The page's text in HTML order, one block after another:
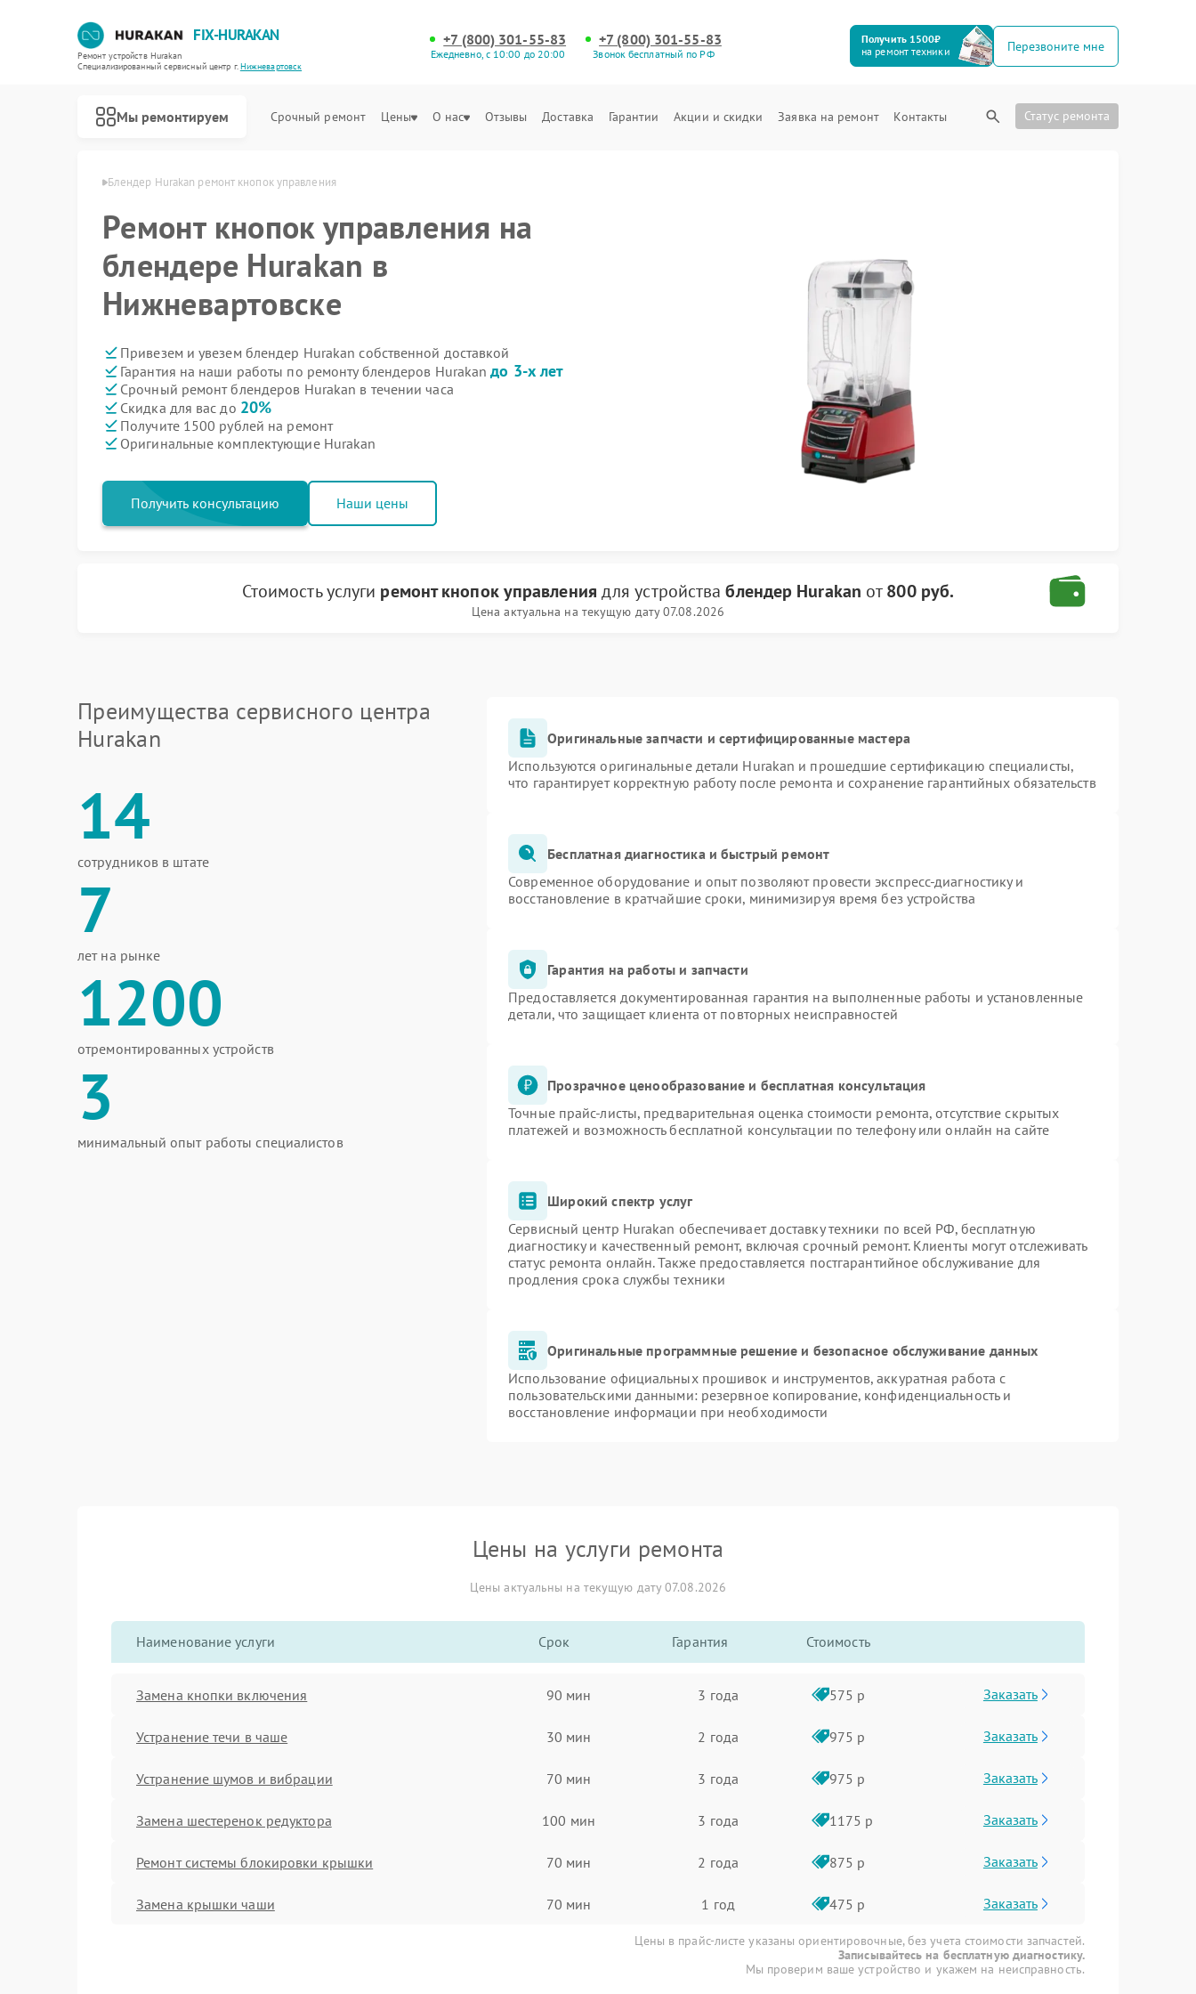
FIX-HURAKAN
Ремонт устройств Hurakan
Специализированный cервисный центр г.Нижневартовск
+7 (800) 301-55-83
Ежедневно, с 10:00 до 20:00
+7 (800) 301-55-83
Звонок бесплатный по РФ
Получить 1500₽
на ремонт техники
Перезвоните мне
Мы ремонтируем Срочный ремонт Цены О нас Отзывы Доставка Гарантии Акции и скидки Заявка на ремонт Контакты Статус ремонта
Блендер Hurakan ремонт кнопок управления
Ремонт кнопок управления на
блендере Hurakan в
Нижневартовске
Привезем и увезем блендер Hurakan собственной доставкой
Гарантия на наши работы по ремонту блендеров Hurakanдо 3-х лет
Срочный ремонт блендеров Hurakan в течении часа
Скидка для вас до 20%
Получите 1500 рублей на ремонт
Оригинальные комплектующие Hurakan
Получить консультацию Наши цены
Стоимость услуги ремонт кнопок управления для устройстваблендер Hurakan от800 руб.
Цена актуальна на текущую дату 07.08.2026
Преимущества сервисного центра
Hurakan
14
сотрудников в штате
7
лет на рынке
1200
отремонтированных устройств
3
минимальный опыт работы специалистов
Оригинальные запчасти и сертифицированные мастера
Используются оригинальные детали Hurakan и прошедшие сертификацию специалисты,
что гарантирует корректную работу после ремонта и сохранение гарантийных обязательств
Бесплатная диагностика и быстрый ремонт
Современное оборудование и опыт позволяют провести экспресс-диагностику и
восстановление в кратчайшие сроки, минимизируя время без устройства
Гарантия на работы и запчасти
Предоставляется документированная гарантия на выполненные работы и установленные
детали, что защищает клиента от повторных неисправностей
Прозрачное ценообразование и бесплатная консультация
Точные прайс-листы, предварительная оценка стоимости ремонта, отсутствие скрытых
платежей и возможность бесплатной консультации по телефону или онлайн на сайте
Широкий спектр услуг
Сервисный центр Hurakan обеспечивает доставку техники по всей РФ, бесплатную
диагностику и качественный ремонт, включая срочный ремонт. Клиенты могут отслеживать
статус ремонта онлайн. Также предоставляется постгарантийное обслуживание для
продления срока службы техники
Оригинальные программные решение и безопасное обслуживание данных
Использование официальных прошивок и инструментов, аккуратная работа с
пользовательскими данными: резервное копирование, конфиденциальность и
восстановление информации при необходимости
Цены на услуги ремонта
Цены актуальны на текущую дату 07.08.2026
Наименование услуги Срок Гарантия Стоимость
Замена кнопки включения 90 мин 3 года 575 р Заказать
Устранение течи в чаше 30 мин 2 года 975 р Заказать
Устранение шумов и вибрации 70 мин 3 года 975 р Заказать
Замена шестеренок редуктора 100 мин 3 года 1175 р Заказать
Ремонт системы блокировки крышки 70 мин 2 года 875 р Заказать
Замена крышки чаши 70 мин 1 год 475 р Заказать
Цены в прайс-листе указаны ориентировочные, без учета стоимости запчастей.
Записывайтесь на бесплатную диагностику.
Мы проверим ваше устройство и укажем на неисправность.